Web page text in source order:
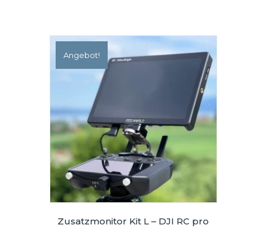
Angebot!
Zusatzmonitor Kit L – DJI RC pro